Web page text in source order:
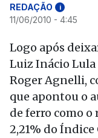
REDAÇÃO i
11/06/2010 - 4:45
Logo após
Luiz Inácio Lula
Roger Agnelli,
que apontou o
de ferro como o
2,21% do Índice